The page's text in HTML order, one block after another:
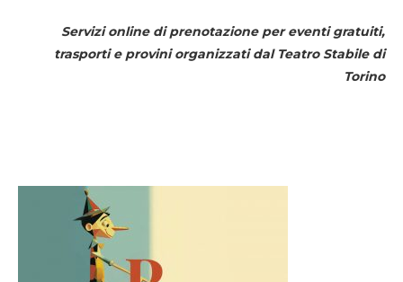
Servizi online di prenotazione per eventi gratuiti,
trasporti e provini organizzati dal Teatro Stabile di
Torino